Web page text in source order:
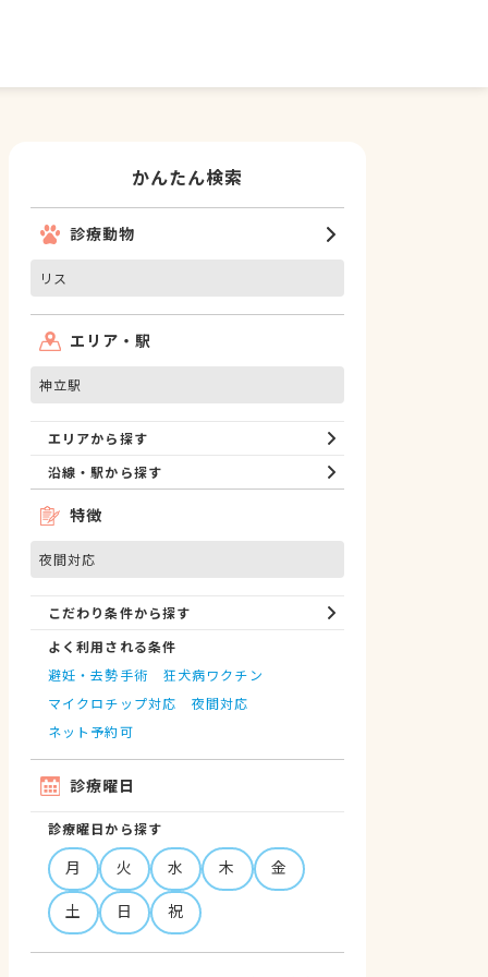
かんたん検索
診療動物
リス
エリア・駅
神立駅
エリアから探す
沿線・駅から探す
特徴
夜間対応
こだわり条件から探す
よく利用される条件
避妊・去勢手術
狂犬病ワクチン
マイクロチップ対応
夜間対応
ネット予約可
診療曜日
診療曜日から探す
月 火 水 木
金
土
日 祝